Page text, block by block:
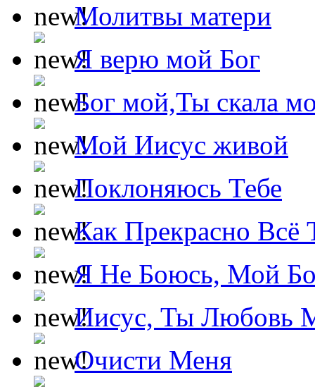
Молитвы матери
Я верю мой Бог
Бог мой,Ты скала
Мой Иисус живой
Поклоняюсь Тебе
Как Прекрасно Всё
Я Не Боюсь, Мой
Иисус, Ты Любовь
Очисти Меня